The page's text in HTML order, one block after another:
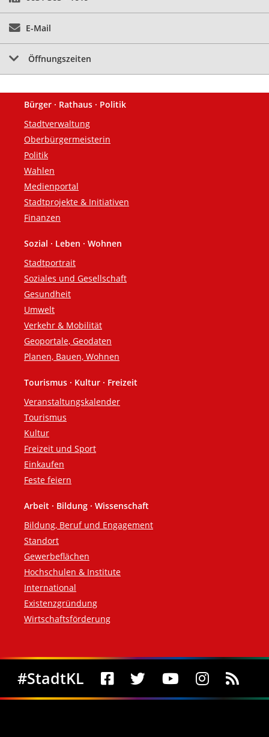
E-Mail
Öffnungszeiten
Fußzeile
Bürger · Rathaus · Politik
Stadtverwaltung
Oberbürgermeisterin
Politik
Wahlen
Medienportal
Stadtprojekte & Initiativen
Finanzen
Sozial · Leben · Wohnen
Stadtportrait
Soziales und Gesellschaft
Gesundheit
Umwelt
Verkehr & Mobilität
Geoportale, Geodaten
Planen, Bauen, Wohnen
Tourismus · Kultur · Freizeit
Veranstaltungskalender
Tourismus
Kultur
Freizeit und Sport
Einkaufen
Feste feiern
Arbeit · Bildung · Wissenschaft
Bildung, Beruf und Engagement
Standort
Gewerbeflächen
Hochschulen & Institute
International
Existenzgründung
Wirtschaftsförderung
Social Media
#StadtKL